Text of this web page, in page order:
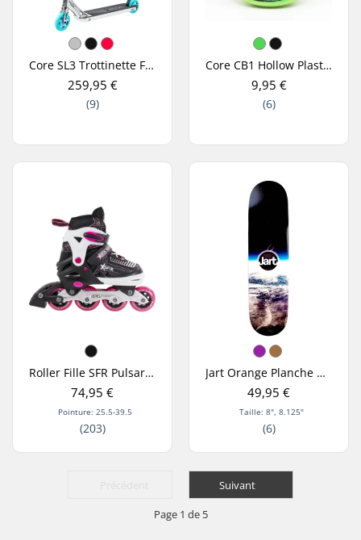
Core SL3 Trottinette Freestyle
259,95 €
(9)
Core CB1 Hollow Plastic Roue Trottinette Freestyle
9,95 €
(6)
Roller Fille SFR Pulsar Ajustable Rose
74,95 €
Pointure: 25.5-39.5
(203)
Jart Orange Planche De Skate
49,95 €
Taille: 8", 8.125"
(6)
Suivant
Page 1 de 5